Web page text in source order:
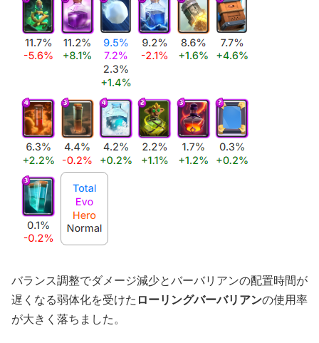
バランス調整でダメージ減少とバーバリアンの配置時間が
遅くなる弱体化を受けた ローリングバーバリアンの使用率
が大きく落ちました。